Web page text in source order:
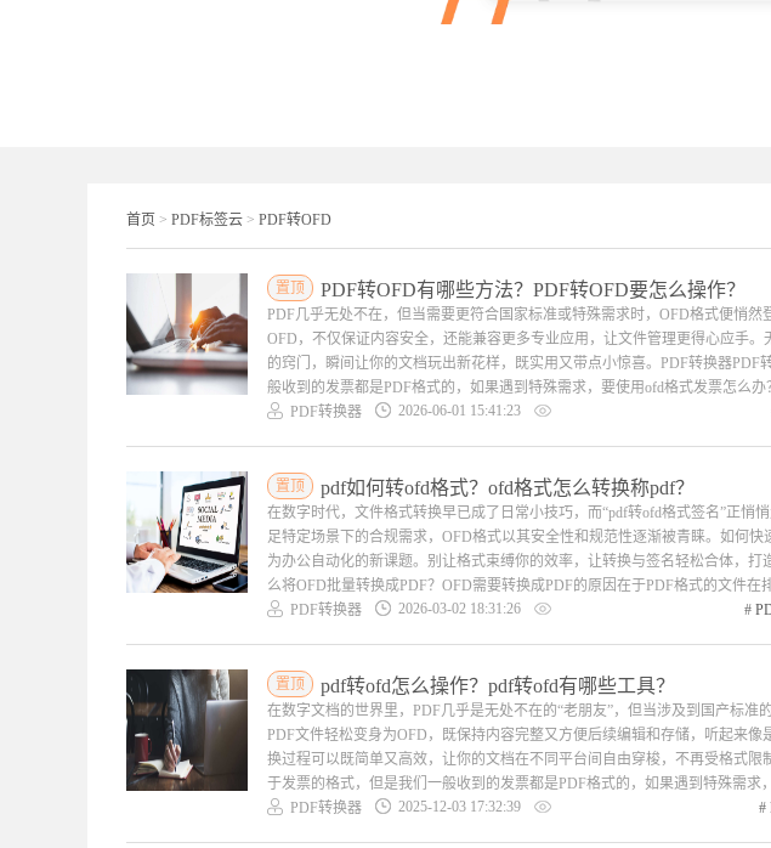
首页 > PDF标签云 > PDF转OFD
置顶 PDF转OFD有哪些方法？PDF转OFD要怎么操作？
PDF几乎无处不在，但当需要更符合国家标准或特殊需求时，OFD格式便悄然
OFD，不仅保证内容安全，还能兼容更多专业应用，让文件管理更得心应手
的窍门，瞬间让你的文档玩出新花样，既实用又带点小惊喜。PDF转换器
般收到的发票都是PDF格式的，如果遇到特殊需求，要使用ofd格式发票怎么办
PDF转换器
2026-06-01 15:41:23
置顶 pdf如何转ofd格式？ofd格式怎么转换称pdf？
在数字时代，文件格式转换早已成了日常小技巧，而“pdf转ofd格式签名”正悄
足特定场景下的合规需求，OFD格式以其安全性和规范性逐渐被青睐。如何
为办公自动化的新课题。别让格式束缚你的效率，让转换与签名轻松合体，打
么将OFD批量转换成PDF？OFD需要转换成PDF的原因在于PDF格式的文件在
PDF转换器
2026-03-02 18:31:26 #
置顶 pdf转ofd怎么操作？pdf转ofd有哪些工具？
在数字文档的世界里，PDF几乎是无处不在的“老朋友”，但当涉及到国产标准
PDF文件轻松变身为OFD，既保持内容完整又方便后续编辑和存储，听起来
换过程可以既简单又高效，让你的文档在不同平台间自由穿梭，不再受格式限
于发票的格式，但是我们一般收到的发票都是PDF格式的，如果遇到特殊需求
PDF转换器
2025-12-03 17:32:39 #